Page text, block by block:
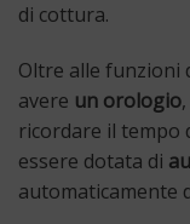
di cottura.
Oltre alle funzioni
avere un orologio
ricordare il tempo
essere dotata di
automaticamente